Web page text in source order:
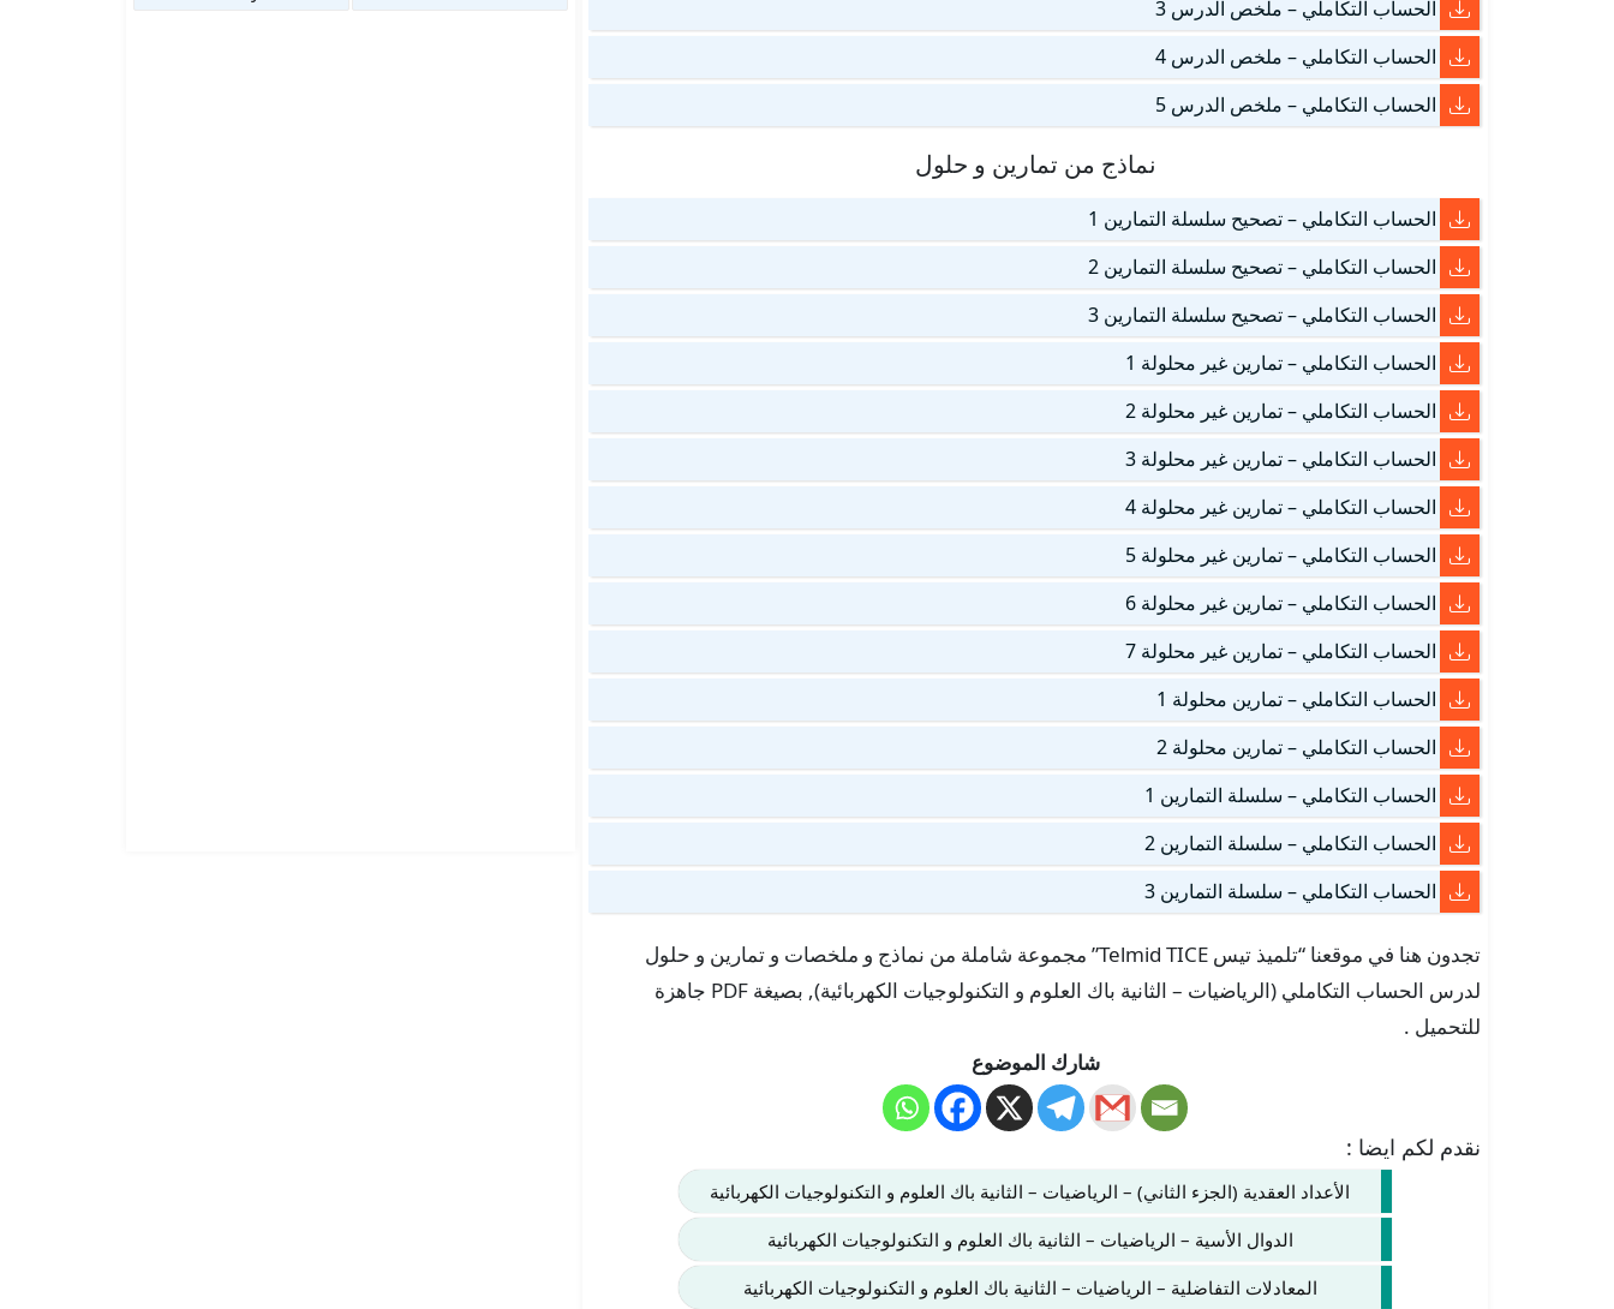
الحساب التكاملي – ملخص الدرس 3
الحساب التكاملي – ملخص الدرس 4
الحساب التكاملي – ملخص الدرس 5
نماذج من تمارين و حلول
الحساب التكاملي – تصحيح سلسلة التمارين 1
الحساب التكاملي – تصحيح سلسلة التمارين 2
الحساب التكاملي – تصحيح سلسلة التمارين 3
الحساب التكاملي – تمارين غير محلولة 1
الحساب التكاملي – تمارين غير محلولة 2
الحساب التكاملي – تمارين غير محلولة 3
الحساب التكاملي – تمارين غير محلولة 4
الحساب التكاملي – تمارين غير محلولة 5
الحساب التكاملي – تمارين غير محلولة 6
الحساب التكاملي – تمارين غير محلولة 7
الحساب التكاملي – تمارين محلولة 1
الحساب التكاملي – تمارين محلولة 2
الحساب التكاملي – سلسلة التمارين 1
الحساب التكاملي – سلسلة التمارين 2
الحساب التكاملي – سلسلة التمارين 3
تجدون هنا في موقعنا “تلميذ تيس Telmid TICE” مجموعة شاملة من نماذج و ملخصات و تمارين و حلول
لدرس الحساب التكاملي (الرياضيات – الثانية باك العلوم و التكنولوجيات الكهربائية), بصيغة PDF جاهزة
للتحميل .
شارك الموضوع
نقدم لكم ايضا :
الأعداد العقدية (الجزء الثاني) – الرياضيات – الثانية باك العلوم و التكنولوجيات الكهربائية
الدوال الأسية – الرياضيات – الثانية باك العلوم و التكنولوجيات الكهربائية
المعادلات التفاضلية – الرياضيات – الثانية باك العلوم و التكنولوجيات الكهربائية